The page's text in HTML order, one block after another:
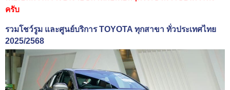
ครับ
รวมโชว์รูม และศูนย์บริการ TOYOTA ทุกสาขา ทั่วประเทศไทย
2025/2568